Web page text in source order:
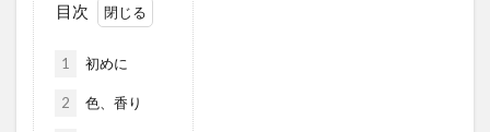
目次
1 初めに
2 色、香り